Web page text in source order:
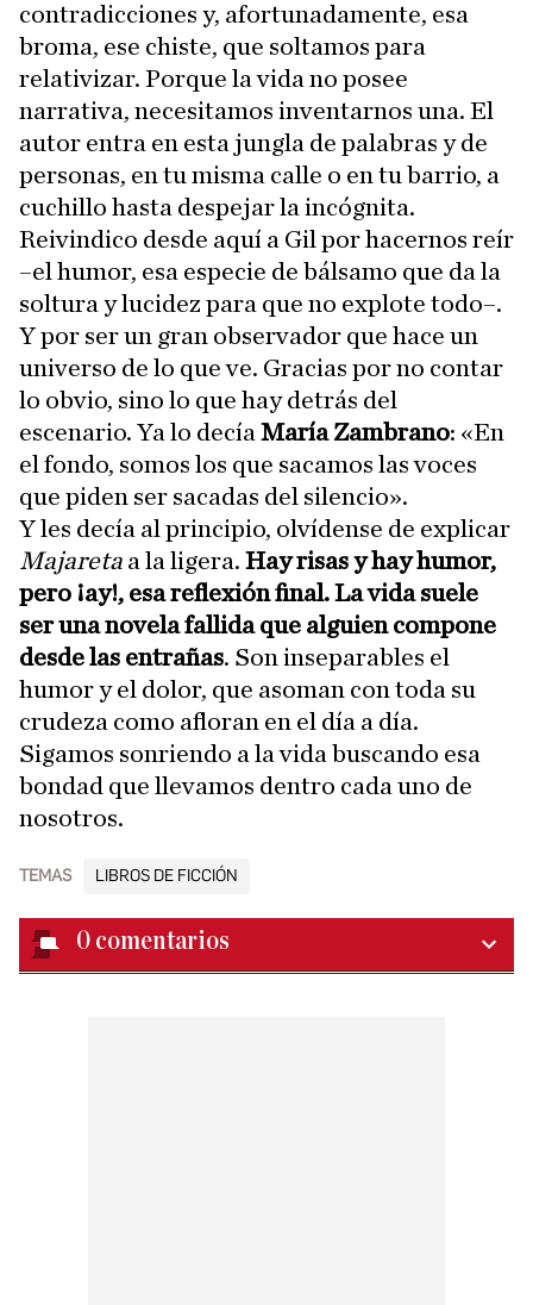
contradicciones y, afortunadamente, esa
broma, ese chiste, que soltamos para
relativizar. Porque la vida no posee
narrativa, necesitamos inventarnos una. El
autor entra en esta jungla de palabras y de
personas, en tu misma calle o en tu barrio, a
cuchillo hasta despejar la incógnita.
Reivindico desde aquí a Gil por hacernos reír
–el humor, esa especie de bálsamo que da la
soltura y lucidez para que no explote todo–.
Y por ser un gran observador que hace un
universo de lo que ve. Gracias por no contar
lo obvio, sino lo que hay detrás del
escenario. Ya lo decía María Zambrano: «En
el fondo, somos los que sacamos las voces
que piden ser sacadas del silencio».
Y les decía al principio, olvídense de explicar
Majareta a la ligera. Hay risas y hay humor,
pero ¡ay!, esa reflexión final. La vida suele
ser una novela fallida que alguien compone
desde las entrañas. Son inseparables el
humor y el dolor, que asoman con toda su
crudeza como afloran en el día a día.
Sigamos sonriendo a la vida buscando esa
bondad que llevamos dentro cada uno de
nosotros.
TEMAS LIBROS DE FICCIÓN
0 comentarios